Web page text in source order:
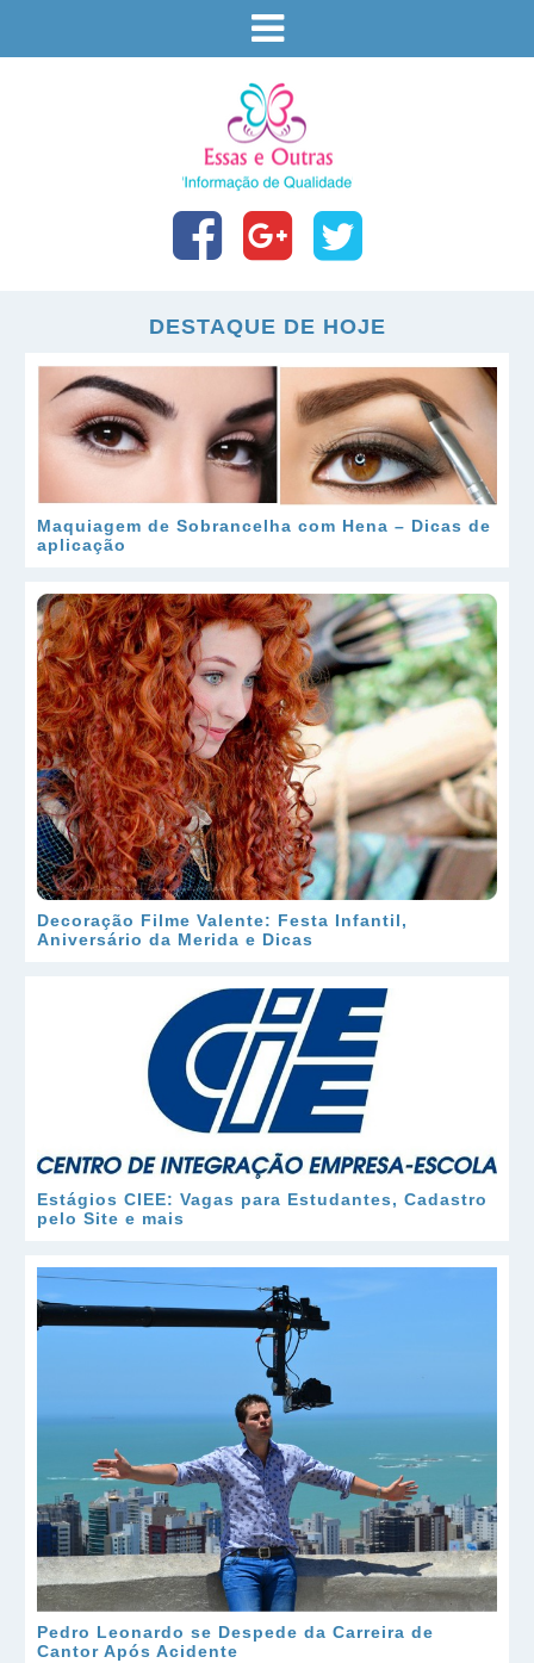
DESTAQUE DE HOJE
Maquiagem de Sobrancelha com Hena – Dicas de
aplicação
Decoração Filme Valente: Festa Infantil,
Aniversário da Merida e Dicas
Estágios CIEE: Vagas para Estudantes, Cadastro
pelo Site e mais
Pedro Leonardo se Despede da Carreira de
Cantor Após Acidente